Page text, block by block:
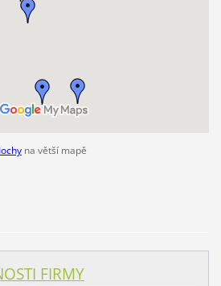
na větší mapě
FIRMY